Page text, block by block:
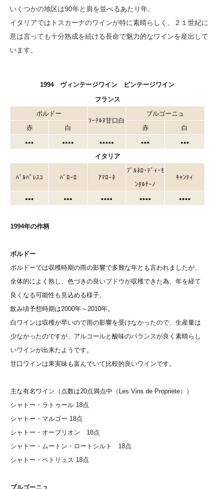
いくつかの地区は90年と肩を並べるあたり年。
イタリアではトスカーナのワインが特に素晴らしく、２１世紀に
意は言っても十分熟成を続ける長命で魅力的なワインを産出して
います。
1994 ヴィンテージワイン ビンテージワイン
フランス
ボルドー
ｿｰﾃﾙﾇ甘口白
ブルゴーニュ
赤
白 赤 白
●●● ●●●● ●●●●● ●●● ●●●
イタリア
ﾊﾞﾙﾊﾞﾚｽｺ ﾊﾞﾛｰﾛ ｱﾏﾛｰﾈ
ﾌﾞﾙﾈﾛ･ﾃﾞｨ･ﾓ
ﾝﾀﾙﾁｰﾉ
ｷｬﾝﾃｨ
●●● ●●● ●●●● ●●●● ●●●●
1994年の作柄
ボルドー
ボルドーでは収穫時期の雨の影響で多難な年とも言われましたが、
全体的によく熟し、色づきの良いブドウが収穫できた為、年を経て
良くなる可能性も見込める様子。
飲み頃予想時期は2000年～2010年。
白ワインは収穫が早いので雨の影響を受けなかったので、生産量は
少なかったのですが、アルコールと酸味のバランスが良く素晴らし
いワインが出来たようです。
甘口ワインは果実味も富んでいて比較的良いワインです。
主な有名ワイン（点数は20点満点中（Les Vins de Propriete））
シャトー・ラトゥール 18点
シャトー・マルゴー 18点
シャトー・オーブリオン 18点
シャトー・ムートン・ロートシルト 18点
シャトー・ペトリュス 18点
ブルゴーニュ